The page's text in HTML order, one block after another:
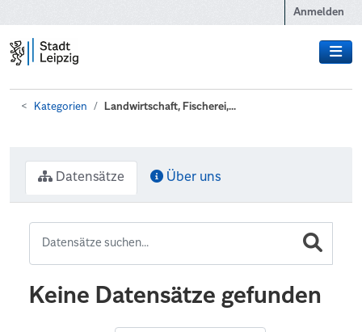
Anmelden
Kategorien Landwirtschaft, Fischerei,...
Datensätze Über uns
Keine Datensätze gefunden